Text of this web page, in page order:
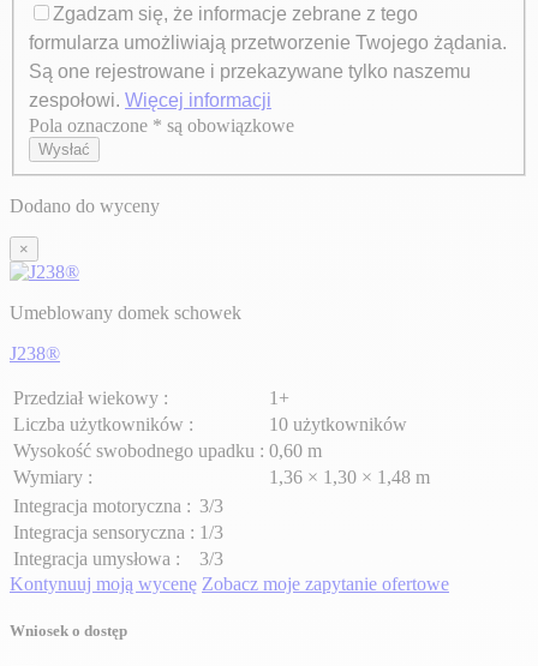
Zgadzam się, że informacje zebrane z tego
formularza umożliwiają przetworzenie Twojego żądania.
Są one rejestrowane i przekazywane tylko naszemu
zespołowi. Więcej informacji
Axeptio consent
Pola oznaczone * są obowiązkowe
Wysłać
Dodano do wyceny
×
Umeblowany domek schowek
J238®
Przedział wiekowy :
1+
Liczba użytkowników :
10 użytkowników
Wysokość swobodnego upadku : 0,60 m
Wymiary :
1,36 × 1,30 × 1,48 m
Integracja motoryczna : 3/3
Integracja sensoryczna : 1/3
Integracja umysłowa :
3/3
Kontynuuj moją wycenę Zobacz moje zapytanie ofertowe
Wniosek o dostęp